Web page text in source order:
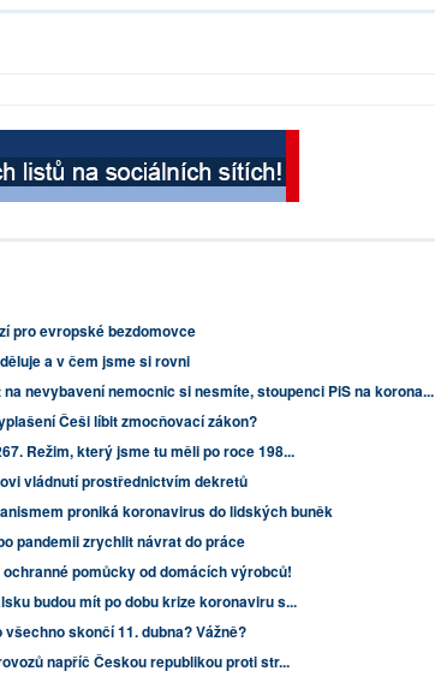
pro evropské bezdomovce
a v čem jsme si rovni
na nevybavení nemocnic si nesmíte, stoupenci PiS na korona...
Češi líbit zmocňovací zákon?
Režim, který jsme tu měli po roce 198...
vládnutí prostřednictvím dekretů
proniká koronavirus do lidských buněk
pandemii zrychlit návrat do práce
pomůcky od domácích výrobců!
budou mít po dobu krize koronaviru s...
skončí 11. dubna? Vážně?
napříč Českou republikou proti str...